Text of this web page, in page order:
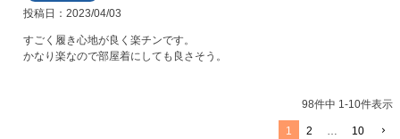
投稿日 2023/04/03
すごく履き心地が良く楽チンです。
かなり楽なので部屋着にしても良さそう。
98件中 1-10件表示
1 2 … 10